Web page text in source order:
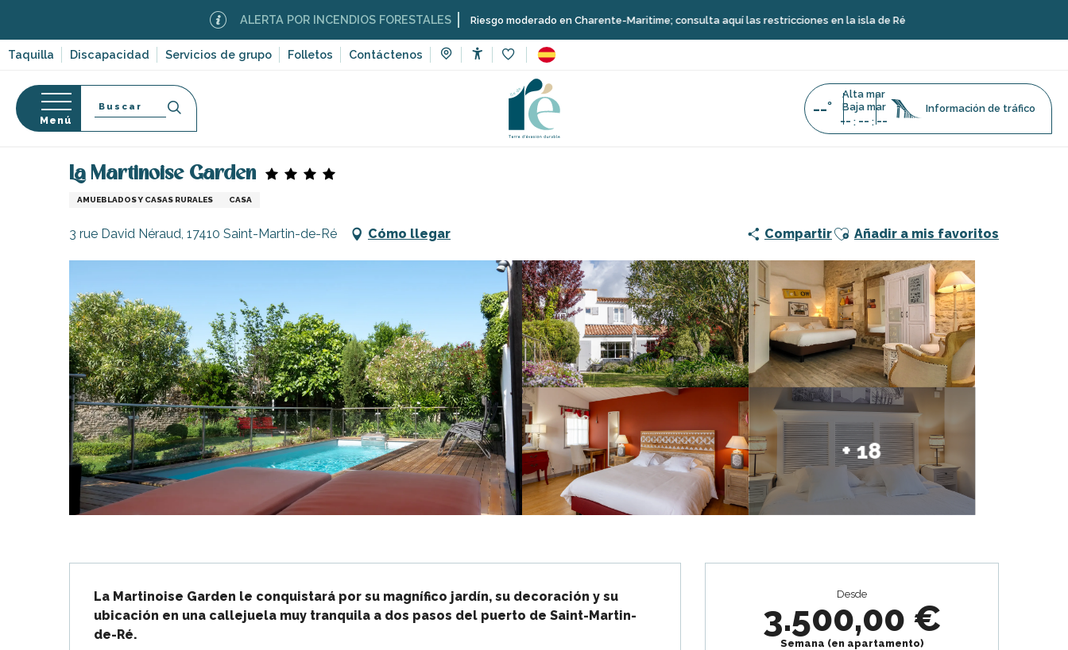
contenu
principal
Taquilla Discapacidad Servicios de grupo Folletos Contáctenos
ALERTA POR INCENDIOS FORESTALES Riesgo moderado en Charente-Maritime; consulta aquí las restricciones en la isla de Ré
sur-
Portes-en-Ré
Martin-de-Ré
Marie-de-Ré
Menú
Buscar --°
Alta mar
Baja mar
-- : -- : --
Información de tráfico
Página Web La Martinoise Garden
La Martinoise Garden
AMUEBLADOS Y CASAS RURALES CASA
3 rue David Néraud, 17410 Saint-Martin-de-Ré Cómo llegar CompartirAjouter aux favoris
Añadir a mis favoritos
+ 18
Desde
3.500,00 €
Semana (en apartamento)
La Martinoise Garden le conquistará por su magnífico jardín, su decoración y su
ubicación en una callejuela muy tranquila a dos pasos del puerto de Saint-Martin-
de-Ré.